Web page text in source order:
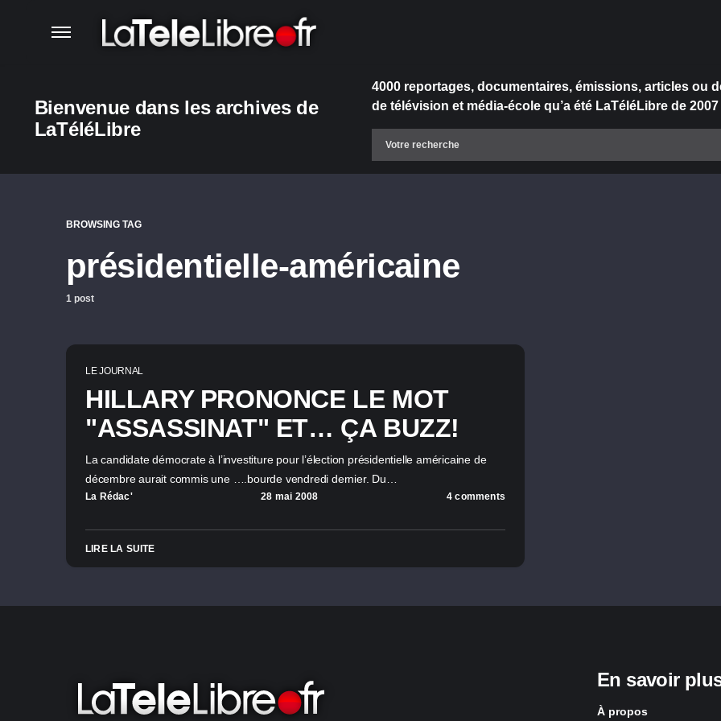
Bienvenue dans les archives de
LaTéléLibre
4000 reportages, documentaires, émissions, articles ou
de télévision et média-école qu’a été LaTéléLibre de 2007
BROWSING TAG
présidentielle-américaine
1 post
LE JOURNAL
HILLARY PRONONCE LE MOT
"ASSASSINAT" ET… ÇA BUZZ!
La candidate démocrate à l’investiture pour l’élection présidentielle américaine de
décembre aurait commis une ….bourde vendredi dernier. Du…
La Rédac' 28 mai 2008 4 comments
LIRE LA SUITE
En savoir
À propos